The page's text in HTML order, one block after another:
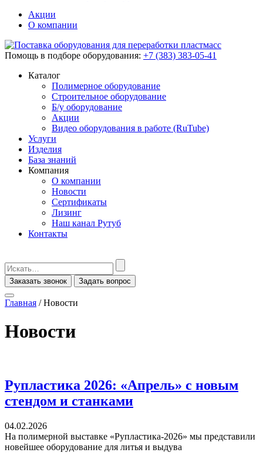
Акции
О компании
Помощь в подборе оборудования: +7 (383) 383-05-41
Каталог
Полимерное оборудование
Строительное оборудование
Б/у оборудование
Акции
Видео оборудования в работе (RuTube)
Услуги
Изделия
База знаний
Компания
О компании
Новости
Сертификаты
Лизинг
Наш канал Рутуб
Контакты
Заказать звонок Задать вопрос
Главная /Новости
Новости
Рупластика 2026: «Апрель» с новым
стендом и станками
04.02.2026
На полимерной выставке «Рупластика-2026» мы представили
новейшее оборудование для литья и выдува